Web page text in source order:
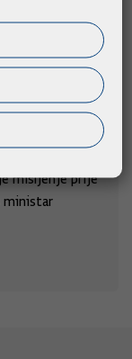
će povećati
mišljenje prije
ministar